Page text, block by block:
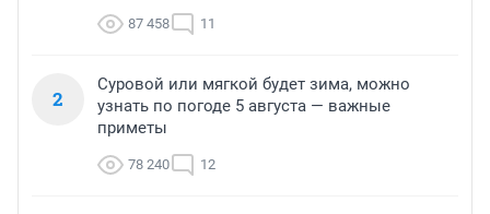
87 458 11
2
Суровой или мягкой будет зима, можно
узнать по погоде 5 августа — важные
приметы
78 240 12